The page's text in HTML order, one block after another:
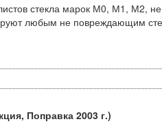
стекла марок М0, М1, М2,
любым не повреждающим
Поправка 2003 г.)